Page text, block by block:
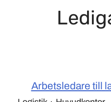
Arbetsledare till